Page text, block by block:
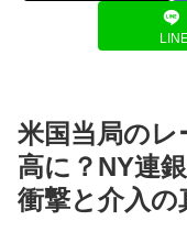
米国当局の
高に？NY連
衝撃と介入の